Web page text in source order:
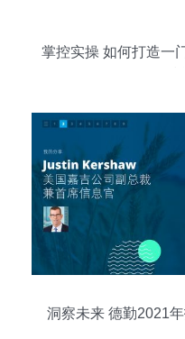
掌控实操 如何打造一
洞察未来 德勤2021